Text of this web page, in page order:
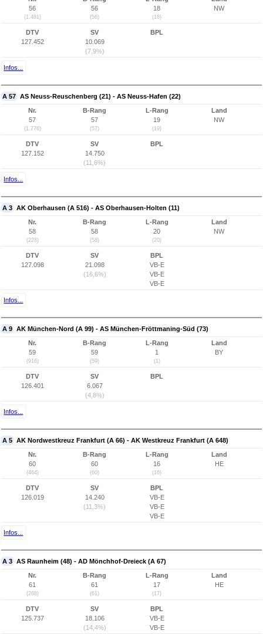
56
(1.481)
56
(56)
18
(18)
NW
DTV
127.452
SV
10.069
(7,9%)
BPL
Infos...
A 57 AS Neuss-Reuschenberg (21) - AS Neuss-Hafen (22)
Nr.
57
(1.776)
B-Rang
57
(57)
L-Rang
19
(19)
Land
NW
DTV
127.152
SV
14.750
(11,6%)
BPL
Infos...
A 3 AK Oberhausen (A 516) - AS Oberhausen-Holten (11)
Nr.
58
(228)
B-Rang
58
(58)
L-Rang
20
(20)
Land
NW
DTV
127.098
SV
21.098
(16,6%)
BPL
VB-E
VB-E
VB-E
Infos...
A 9 AK München-Nord (A 99) - AS München-Fröttmaning-Süd (73)
Nr.
59
(916)
B-Rang
59
(59)
L-Rang
1
(1)
Land
BY
DTV
126.401
SV
6.067
(4,8%)
BPL
Infos...
A 5 AK Nordwestkreuz Frankfurt (A 66) - AK Westkreuz Frankfurt (A 648)
Nr.
60
(464)
B-Rang
60
(60)
L-Rang
16
(16)
Land
HE
DTV
126.019
SV
14.240
(11,3%)
BPL
VB-E
VB-E
VB-E
Infos...
A 3 AS Raunheim (48) - AD Mönchhof-Dreieck (A 67)
Nr.
61
(268)
B-Rang
61
(61)
L-Rang
17
(17)
Land
HE
DTV
125.737
SV
18.106
(14,4%)
BPL
VB-E
VB-E